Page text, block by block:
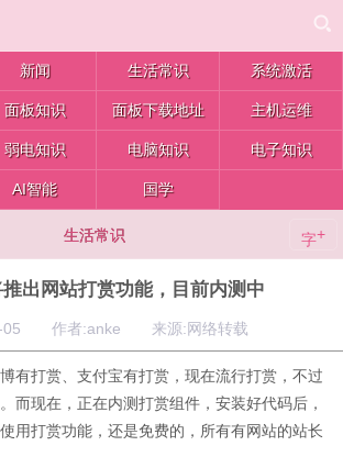
新闻 生活常识 系统激活
面板知识 面板下载地址 主机运维
弱电知识 电脑知识 电子知识
AI智能 国学
生活常识 字+
出网站打赏功能，目前内测中
05 作者:anke 来源:网络转载
博有打赏、支付宝有打赏，现在流行打赏，不过
而现在，正在内测打赏组件，安装好代码后，
用打赏功能，还是免费的，所有有网站的站长